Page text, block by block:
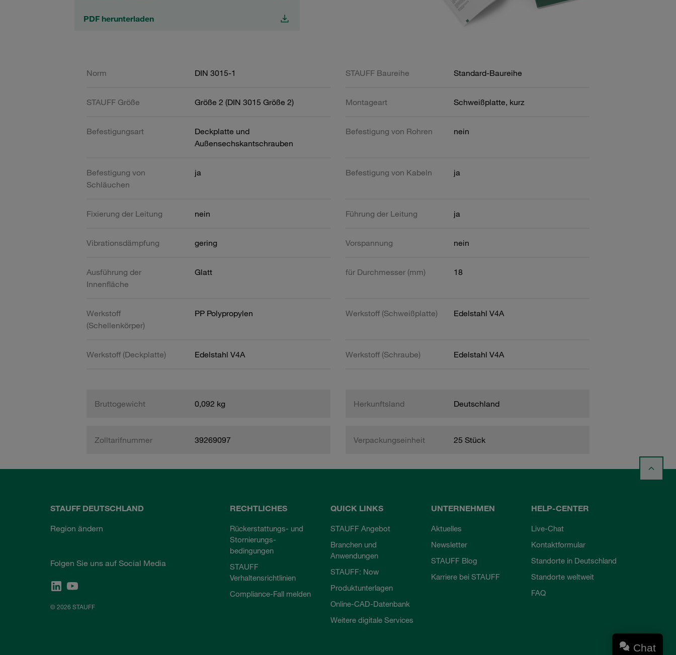
PDF herunterladen
Norm DIN 3015-1 STAUFF Baureihe Standard-Baureihe
STAUFF Größe Größe 2 (DIN 3015 Größe 2) Montageart Schweißplatte, kurz
Befestigungsart
Deckplatte und
Außensechskantschrauben
Befestigung von Rohren nein
Befestigung von
Schläuchen
ja Befestigung von Kabeln ja
Fixierung der Leitung nein Führung der Leitung ja
Vibrationsdämpfung gering Vorspannung nein
Ausführung der
Innenfläche
Glatt für Durchmesser (mm) 18
Werkstoff
(Schellenkörper)
PP Polypropylen Werkstoff (Schweißplatte) Edelstahl V4A
Werkstoff (Deckplatte) Edelstahl V4A Werkstoff (Schraube) Edelstahl V4A
Bruttogewicht 0,092 kg Herkunftsland Deutschland
Zolltarifnummer 39269097 Verpackungseinheit 25 Stück
STAUFF DEUTSCHLAND
Region ändern
Folgen Sie uns auf Social Media
© 2026 STAUFF
RECHTLICHES
Rückerstattungs- und
Stornierungs-
bedingungen
STAUFF
Verhaltensrichtlinien
Compliance-Fall melden
QUICK LINKS
STAUFF Angebot
Branchen und
Anwendungen
STAUFF: Now
Produktunterlagen
Online-CAD-Datenbank
Weitere digitale Services
UNTERNEHMEN
Aktuelles
Newsletter
STAUFF Blog
Karriere bei STAUFF
HELP-CENTER
Live-Chat
Kontaktformular
Standorte in Deutschland
Standorte weltweit
FAQ
Chat